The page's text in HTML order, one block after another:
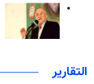
التقارير